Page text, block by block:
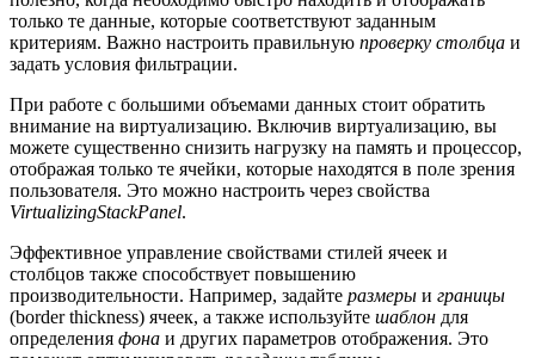
только те данные, которые соответствуют заданным
критериям. Важно настроить правильную проверку столбца и
задать условия фильтрации.
При работе с большими объемами данных стоит обратить
внимание на виртуализацию. Включив виртуализацию, вы
можете существенно снизить нагрузку на память и процессор,
отображая только те ячейки, которые находятся в поле зрения
пользователя. Это можно настроить через свойства
VirtualizingStackPanel.
Эффективное управление свойствами стилей ячеек и
столбцов также способствует повышению
производительности. Например, задайте размеры и границы
(border thickness) ячеек, а также используйте шаблон для
определения фона и других параметров отображения. Это